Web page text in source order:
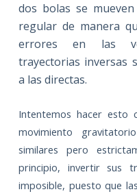
dos bolas se
regular de manera
errores en las
trayectorias inversas
a las directas.
Intentemos hacer esto
movimiento
similares pero
principio, invertir sus
imposible, puesto que